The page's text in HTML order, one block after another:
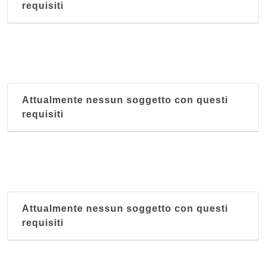
requisiti
Attualmente nessun soggetto con questi
requisiti
Attualmente nessun soggetto con questi
requisiti